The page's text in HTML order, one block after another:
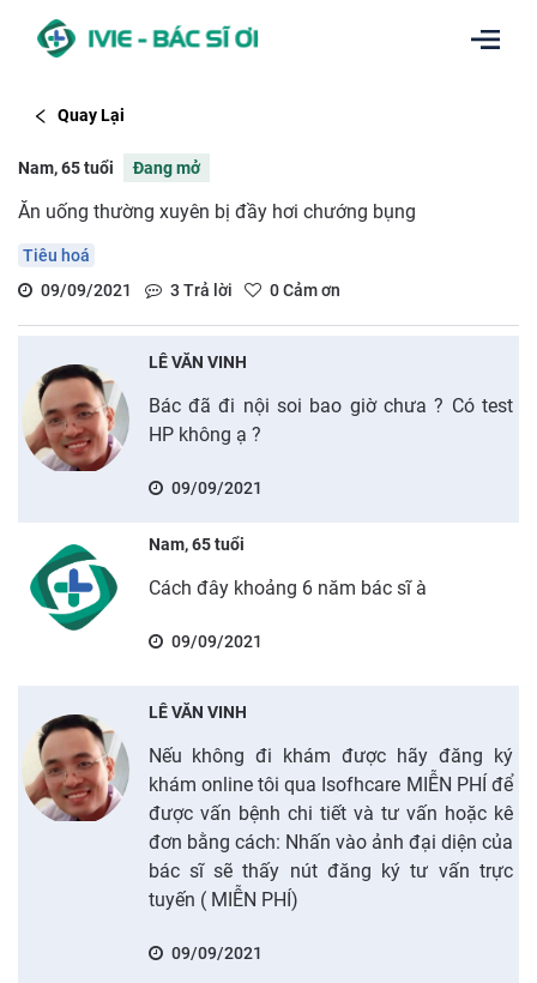
Quay Lại
Nam, 65 tuổi Đang mở
Ăn uống thường xuyên bị đầy hơi chướng bụng
Tiêu hoá
09/09/2021
3 Trả lời 0Cảm ơn
LÊ VĂN VINH
Bác đã đi nội soi bao giờ chưa ? Có test
HP không ạ ?
09/09/2021
Nam, 65 tuổi
Cách đây khoảng 6 năm bác sĩ à
09/09/2021
LÊ VĂN VINH
Nếu không đi khám được hãy đăng ký
khám online tôi qua Isofhcare MIỄN PHÍ để
được vấn bệnh chi tiết và tư vấn hoặc kê
đơn bằng cách: Nhấn vào ảnh đại diện của
bác sĩ sẽ thấy nút đăng ký tư vấn trực
tuyến ( MIỄN PHÍ)
09/09/2021